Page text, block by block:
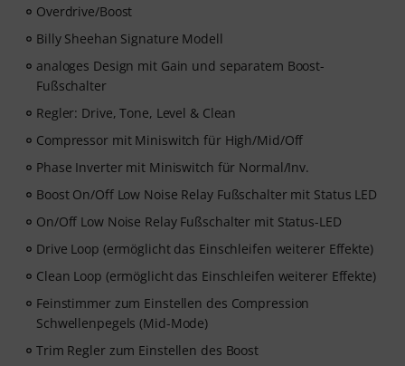
Overdrive/Boost
Billy Sheehan Signature Modell
analoges Design mit Gain und separatem Boost-
Fußschalter
Regler: Drive, Tone, Level & Clean
Compressor mit Miniswitch für High/Mid/Off
Phase Inverter mit Miniswitch für Normal/Inv.
Boost On/Off Low Noise Relay Fußschalter mit Status LED
On/Off Low Noise Relay Fußschalter mit Status-LED
Drive Loop (ermöglicht das Einschleifen weiterer Effekte)
Clean Loop (ermöglicht das Einschleifen weiterer Effekte)
Feinstimmer zum Einstellen des Compression
Schwellenpegels (Mid-Mode)
Trim Regler zum Einstellen des Boost